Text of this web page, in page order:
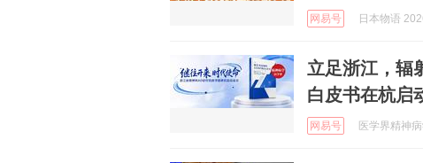
网易号 日本物语
立足浙江，
白皮书在杭启
网易号 医学界精神